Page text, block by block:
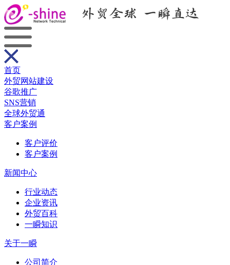
首页
外贸网站建设
谷歌推广
SNS营销
全球外贸通
客户案例
客户评价
客户案例
新闻中心
行业动态
企业资讯
外贸百科
一瞬知识
关于一瞬
公司简介